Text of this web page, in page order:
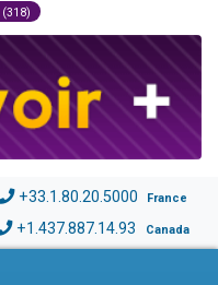
(318)
+33.1.80.20.5000 France
+1.437.887.14.93 Canada